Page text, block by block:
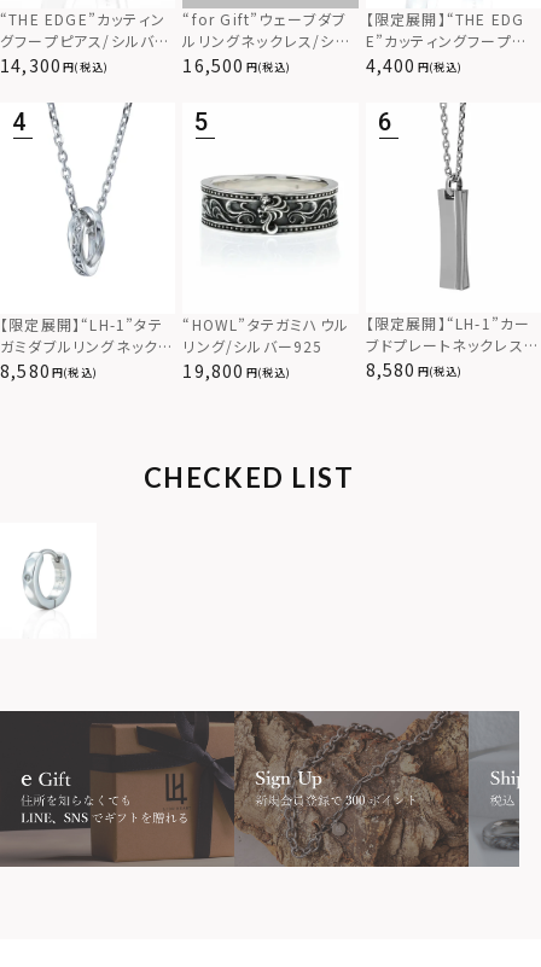
“THE EDGE”カッティン
グフープピアス/シルバー
925
14,300 (税込)
“for Gift”ウェーブダブ
ルリングネックレス/シル
バー×ブラック/シルバー
16,500 (税込)
【限定展開】“THE EDG
E”カッティングフープピ
アス/サージカルステンレ
4,400 (税込)
【限定展開】“LH-1”タテ
ガミダブルリングネックレ
ス（ツイスト/シルバー）/
8,580 (税込)
“HOWL”タテガミハウル
リング/シルバー925
19,800 (税込)
【限定展開】“LH-1”カー
ブドプレートネックレス/
サージカルステンレス（金
8,580 (税込)
CHECKED LIST